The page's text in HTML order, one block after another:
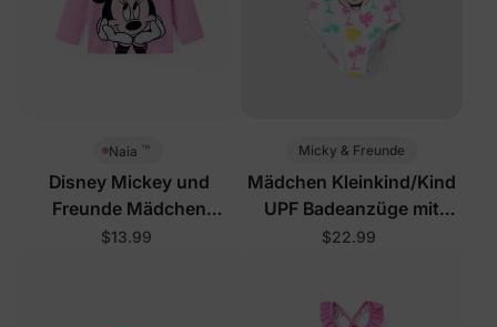
Naia ™
Disney Mickey und
Freunde Mädchen
Kleinkind/Kind T-Shirts
$13.99
Micky & Freunde
Mädchen Kleinkind/Kind
UPF Badeanzüge mit
Blumenmuster Weiß
$22.99